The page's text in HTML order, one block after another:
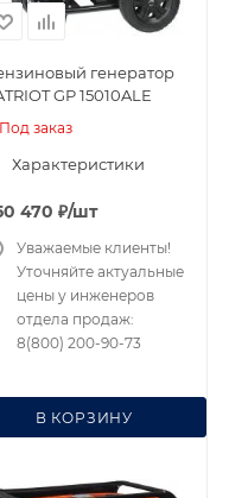
генератор
GP 15010ALE
Под заказ
Характеристики
470 ₽/шт
В КОРЗИНУ
Уважаемые клиенты!
Уточняйте актуальные
цены у инженеров
отдела продаж:
8(800) 200-90-73